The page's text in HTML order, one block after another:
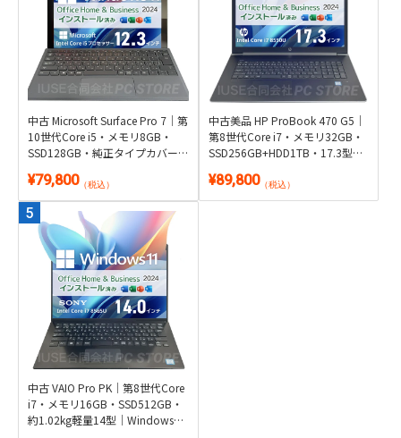
中古 Microsoft Surface Pro 7｜第
10世代Core i5・メモリ8GB・
SSD128GB・純正タイプカバー
Microsoft Office 2024付き・タブ
レット
¥79,800（税込）
中古美品 HP ProBook 470 G5｜
第8世代Core i7・メモリ32GB・
SSD256GB+HDD1TB・17.3型
Microsoft Office 2024付き
¥89,800（税込）
中古 VAIO Pro PK｜第8世代Core
i7・メモリ16GB・SSD512GB・
約1.02kg軽量14型｜Windows